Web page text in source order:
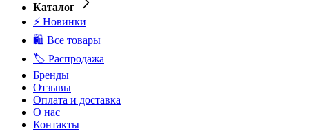
Каталог
⚡ Новинки
🛍️ Все товары
🏷️ Распродажа
Бренды
Отзывы
Оплата и доставка
О нас
Контакты